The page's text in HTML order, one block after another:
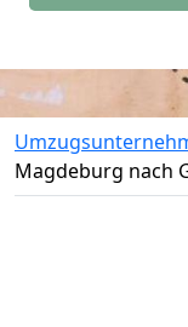
Magdeburg nach